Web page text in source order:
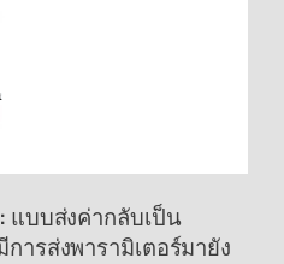
: แบบส่งค่ากลับเป็น
ารส่งพารามิเตอร์มายัง